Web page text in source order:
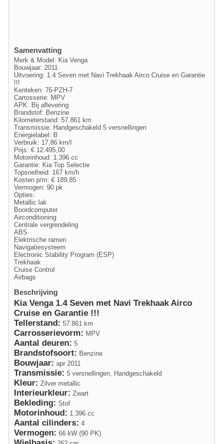
Samenvatting
Merk & Model: Kia Venga
Bouwjaar: 2011
Uitvoering: 1.4 Seven met Navi Trekhaak Airco Cruise en Garantie
!!!
Kenteken: 76-PZH-7
Carrosserie: MPV
APK: Bij aflevering
Brandstof: Benzine
Kilometerstand: 57.861 km
Transmissie: Handgeschakeld 5 versnellingen
Energielabel: B
Verbruik: 17,86 km/l
Prijs: € 12.495,00
Motorinhoud: 1.396 cc
Garantie: Kia Top Selectie
Topsnelheid: 167 km/h
Kosten p/m: € 189,85
Vermogen: 90 pk
Opties:
Metallic lak
Boordcomputer
Airconditioning
Centrale vergrendeling
ABS
Elektrische ramen
Navigatiesysteem
Electronic Stability Program (ESP)
Trekhaak
Cruise Control
Airbags
Beschrijving
Kia Venga 1.4 Seven met Navi Trekhaak Airco
Cruise en Garantie !!!
Tellerstand: 57.861 km
Carrosserievorm: MPV
Aantal deuren: 5
Brandstofsoort: Benzine
Bouwjaar: apr 2011
Transmissie: 5 versnellingen, Handgeschakeld
Kleur: Zilver metallic
Interieurkleur: Zwart
Bekleding: Stof
Motorinhoud: 1.396 cc
Aantal cilinders: 4
Vermogen: 66 kW (90 PK)